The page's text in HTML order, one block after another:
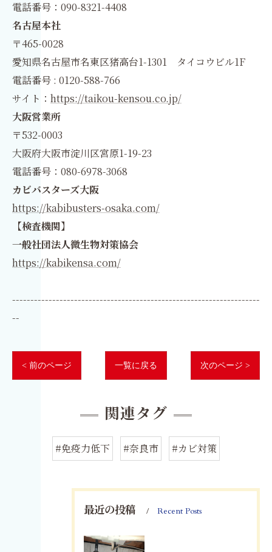
電話番号：090-8321-4408
名古屋本社
〒465-0028
愛知県名古屋市名東区猪高台1-1301 タイコウビル1F
電話番号 : 0120-588-766
サイト： https://taikou-kensou.co.jp/
大阪営業所
〒532-0003
大阪府大阪市淀川区宮原1-19-23
電話番号：080-6978-3068
カビバスターズ大阪
https://kabibusters-osaka.com/
【検査機関】
一般社団法人微生物対策協会
https://kabikensa.com/
--------------------------------------------------------------------
--
< 前のページ 一覧に戻る 次のページ >
関連タグ
#免疫力低下 #奈良市 #カビ対策
最近の投稿 Recent Posts